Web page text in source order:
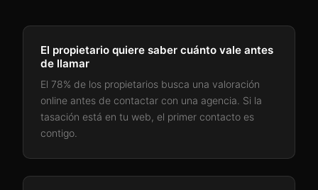
El propietario quiere saber cuánto vale antes
de llamar
El 78% de los propietarios busca una valoración
online antes de contactar con una agencia. Si la
tasación está en tu web, el primer contacto es
contigo.